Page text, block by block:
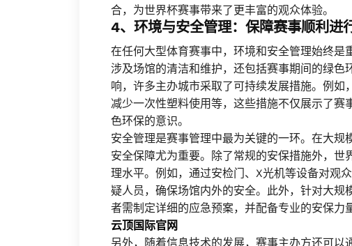
合，为世界杯赛事带来了更丰富的观众体验。
4、环境与安全管理：保障赛事顺利进
在任何大型体育赛事中，环境和安全管理始终是
涉及场馆的清洁和维护，还包括赛事期间的绿色
响，许多主办城市采取了可持续发展措施。例如
减少一次性塑料使用等，这些措施不仅展示了
色环保的意识。
安全管理是赛事管理中最为关键的一环。在大
安全保障尤为重要。除了常规的安保措施外，
理水平。例如，通过安检门、X光机等设备对观
疑人员，确保场馆内外的安全。此外，针对大规
者需制定详细的应急预案，并配备专业的安保力
云顶国际官网
另外，随着信息技术的发展，赛事主办方还可